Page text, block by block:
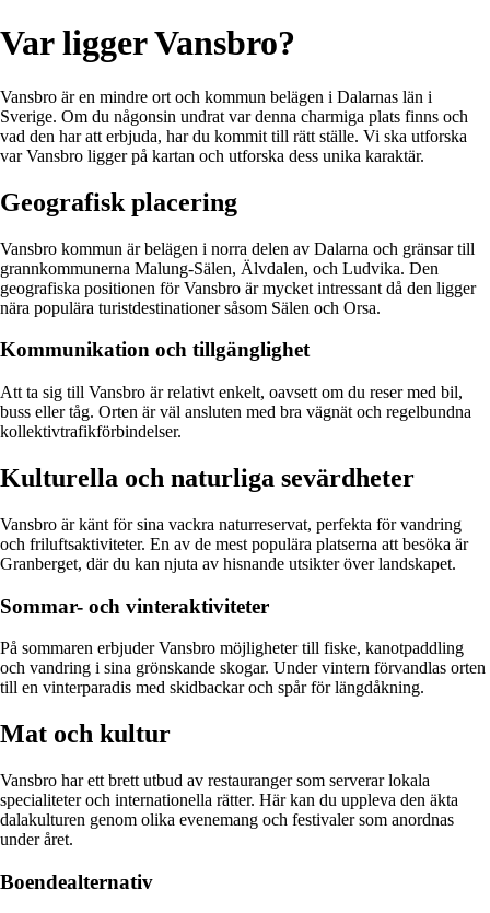
Var ligger Vansbro?
Vansbro är en mindre ort och kommun belägen i Dalarnas län i
Sverige. Om du någonsin undrat var denna charmiga plats finns och
vad den har att erbjuda, har du kommit till rätt ställe. Vi ska utforska
var Vansbro ligger på kartan och utforska dess unika karaktär.
Geografisk placering
Vansbro kommun är belägen i norra delen av Dalarna och gränsar till
grannkommunerna Malung-Sälen, Älvdalen, och Ludvika. Den
geografiska positionen för Vansbro är mycket intressant då den ligger
nära populära turistdestinationer såsom Sälen och Orsa.
Kommunikation och tillgänglighet
Att ta sig till Vansbro är relativt enkelt, oavsett om du reser med bil,
buss eller tåg. Orten är väl ansluten med bra vägnät och regelbundna
kollektivtrafikförbindelser.
Kulturella och naturliga sevärdheter
Vansbro är känt för sina vackra naturreservat, perfekta för vandring
och friluftsaktiviteter. En av de mest populära platserna att besöka är
Granberget, där du kan njuta av hisnande utsikter över landskapet.
Sommar- och vinteraktiviteter
På sommaren erbjuder Vansbro möjligheter till fiske, kanotpaddling
och vandring i sina grönskande skogar. Under vintern förvandlas orten
till en vinterparadis med skidbackar och spår för längdåkning.
Mat och kultur
Vansbro har ett brett utbud av restauranger som serverar lokala
specialiteter och internationella rätter. Här kan du uppleva den äkta
dalakulturen genom olika evenemang och festivaler som anordnas
under året.
Boendealternativ